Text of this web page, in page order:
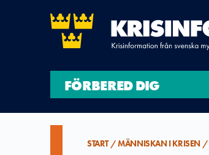
FÖRBERED DIG
START MÄNNISKAN I KRISEN